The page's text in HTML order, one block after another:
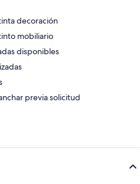
decoración
mobiliario
disponibles
previa solicitud